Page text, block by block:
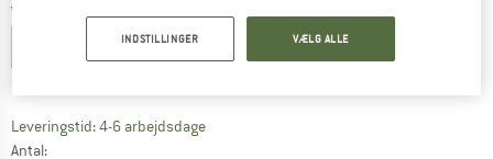
Vælg en størrelse:
104 EU116 EU140
Leveringstid: 4-6 arbejdsdageLinket åbnes i en infoboks og indeholder
Antal:
INDSTILLINGER VÆLG ALLE